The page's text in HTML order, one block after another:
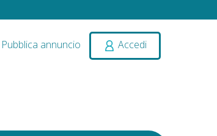
Pubblica annuncio Accedi